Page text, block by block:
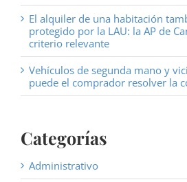
El alquiler de una habitación
protegido por la LAU: la AP de
criterio relevante
Vehículos de segunda mano y
puede el comprador resolver la
Categorías
Administrativo